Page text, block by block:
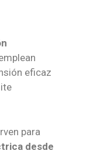
eficaz
para
desde